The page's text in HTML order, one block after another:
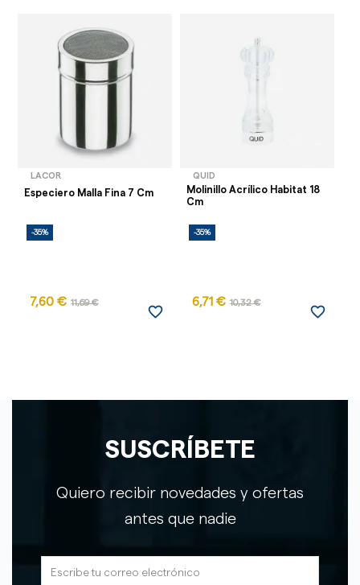
LACOR
Especiero Malla Fina 7 Cm
-35%
7,60 € 11,69 €
favorite_border
QUID
Molinillo Acrílico Habitat 18
Cm
-35%
6,71 € 10,32 €
favorite_border
SUSCRÍBETE
Quiero recibir novedades y ofertas
antes que nadie